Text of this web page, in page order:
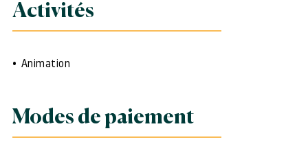
Activités
Animation
Modes de paiement